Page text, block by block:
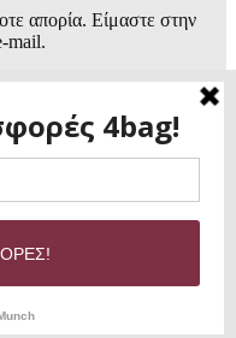
απορία. Είμαστε στην
mail.
|